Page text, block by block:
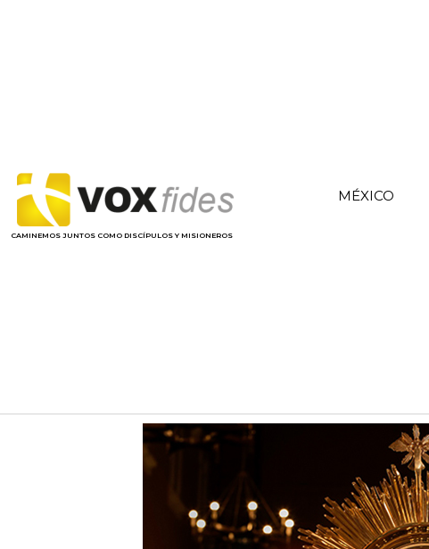
CAMINEMOS JUNTOS COMO DISCÍPULOS Y MISIONEROS
MÉXICO